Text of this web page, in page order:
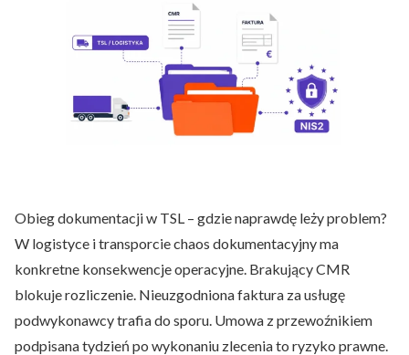
Obieg dokumentacji w TSL – gdzie naprawdę leży problem?
W logistyce i transporcie chaos dokumentacyjny ma
konkretne konsekwencje operacyjne. Brakujący CMR
blokuje rozliczenie. Nieuzgodniona faktura za usługę
podwykonawcy trafia do sporu. Umowa z przewoźnikiem
podpisana tydzień po wykonaniu zlecenia to ryzyko prawne.